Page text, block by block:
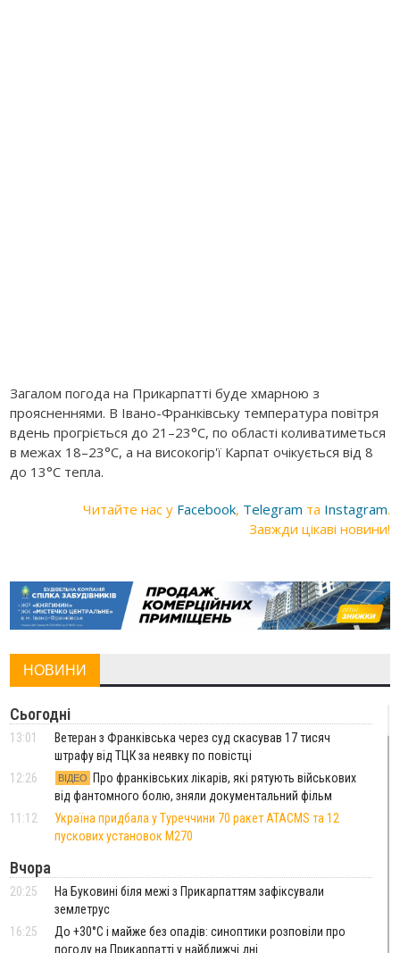
Загалом погода на Прикарпатті буде хмарною з
проясненнями. В Івано-Франківську температура повітря
вдень прогріється до 21–23°C, по області коливатиметься
в межах 18–23°C, а на високогір'ї Карпат очікується від 8
до 13°C тепла.
Читайте нас у Facebook, Telegram та Instagram.
Завжди цікаві новини!
НОВИНИ
Сьогодні
13:01
Ветеран з Франківська через суд скасував 17 тисяч
штрафу від ТЦК за неявку по повістці
12:26
ВІДЕО
Про франківських лікарів, які рятують військових
від фантомного болю, зняли документальний фільм
11:12
Україна придбала у Туреччини 70 ракет ATACMS та 12
пускових установок M270
Вчора
20:25
На Буковині біля межі з Прикарпаттям зафіксували
землетрус
16:25
До +30°C і майже без опадів: синоптики розповіли про
погоду на Прикарпатті у найближчі дні